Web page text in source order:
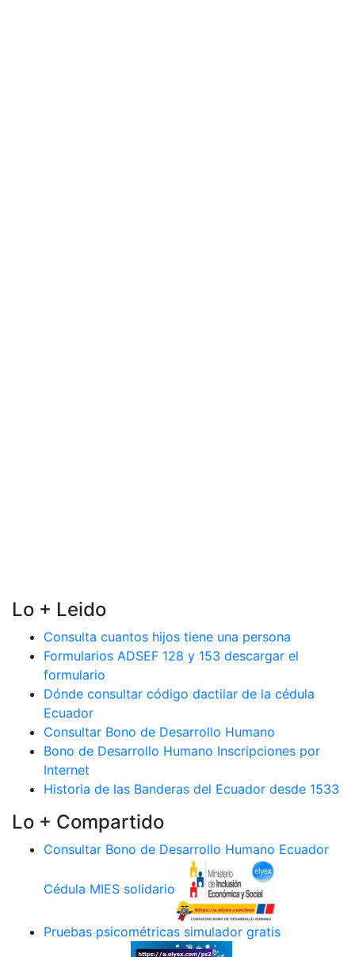
Lo + Leido
Consulta cuantos hijos tiene una persona
Formularios ADSEF 128 y 153 descargar el
formulario
Dónde consultar código dactilar de la cédula
Ecuador
Consultar Bono de Desarrollo Humano
Bono de Desarrollo Humano Inscripciones por
Internet
Historia de las Banderas del Ecuador desde 1533
Lo + Compartido
Consultar Bono de Desarrollo Humano Ecuador
Cédula MIES solidario
Pruebas psicométricas simulador gratis